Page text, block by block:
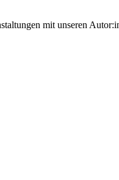
mit unseren